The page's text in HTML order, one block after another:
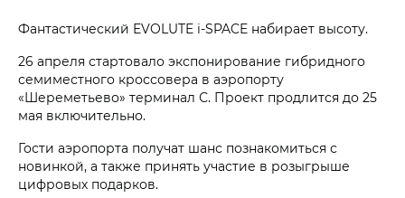
Фантастический EVOLUTE i‑SPACE набирает высоту.
26 апреля стартовало экспонирование гибридного
семиместного кроссовера в аэропорту
«Шереметьево» терминал С. Проект продлится до 25
мая включительно.
Гости аэропорта получат шанс познакомиться с
новинкой, а также принять участие в розыгрыше
цифровых подарков.